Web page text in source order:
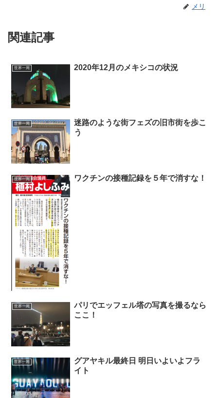
メリ
関連記事
世界一周 2020年12月のメキシコの状況
世界一周
迷路のような街フェズの旧市街を歩こ
う
世界一周 ワクチンの接種記録を５年で消すな！
世界一周
パリでエッフェル塔の写真を撮るなら
ここ！
世界一周
グアヤキル最終日 明日いよいよフラ
イト